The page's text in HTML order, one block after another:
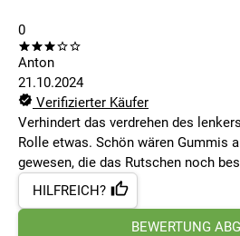
0
Anton
21.10.2024
Verifizierter Käufer
Verhindert das verdrehen des
Rolle etwas. Schön wären Gummis
gewesen, die das Rutschen noch
HILFREICH?
BEWERTUNG